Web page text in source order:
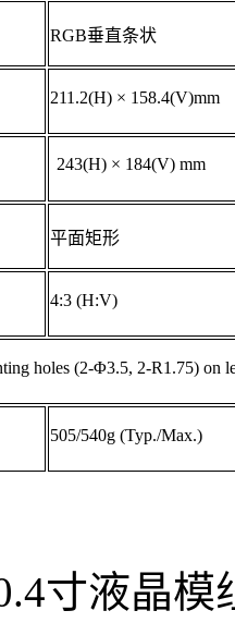
RGB垂直条状
211.2(H) × 158.4(V)mm
243(H) × 184(V) mm
平面矩形
4:3 (H:V)
holes (2-Φ3.5, 2-R1.75) on
505/540g (Typ./Max.)
寸液晶模